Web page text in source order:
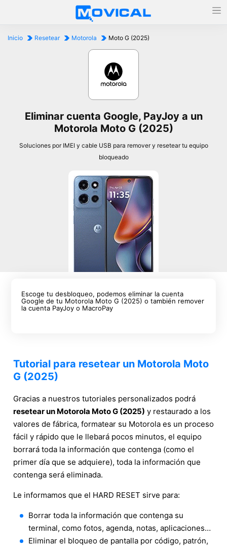
Inicio Resetear Motorola Moto G (2025)
Eliminar cuenta Google, PayJoy a un
Motorola Moto G (2025)
Soluciones por IMEI y cable USB para remover y resetear tu equipo
bloqueado
Escoge tu desbloqueo, podemos eliminar la cuenta
Google de tu Motorola Moto G (2025) o también remover
la cuenta PayJoy o MacroPay
Tutorial para resetear un Motorola Moto
G (2025)
Gracias a nuestros tutoriales personalizados podrá
resetear un Motorola Moto G (2025) y restaurado a los
valores de fábrica, formatear su Motorola es un proceso
fácil y rápido que le llebará pocos minutos, el equipo
borrará toda la información que contenga (como el
primer día que se adquiere), toda la información que
contenga será eliminada.
Le informamos que el HARD RESET sirve para:
Borrar toda la información que contenga su
terminal, como fotos, agenda, notas, aplicaciones…
Eliminar el bloqueo de pantalla por código, patrón,